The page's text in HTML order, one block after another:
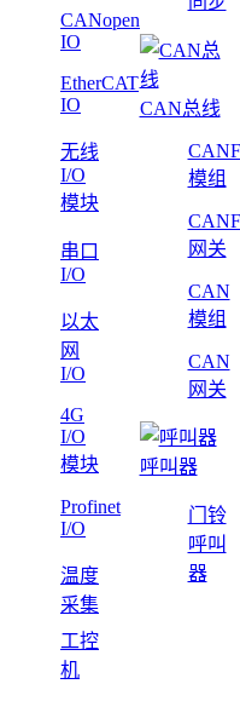
CANopen
IO
EtherCAT
IO
无线
I/O
模块
串口
I/O
以太
网
I/O
4G
I/O
模块
Profinet
I/O
温度
采集
CAN总线
模组
网关
CAN
模组
CAN
网关
呼叫器
门铃
呼叫
器
工控
机